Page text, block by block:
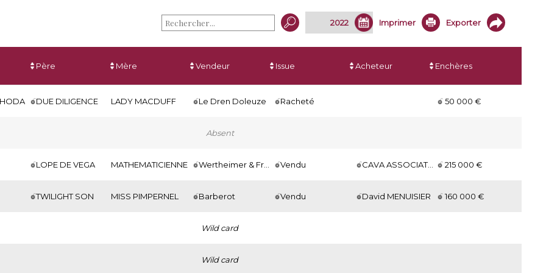
Imprimer Exporter
Père Mère Vendeur Issue Acheteur Enchères
DUE DILIGENCE LADY MACDUFF Le Dren Doleuze Racheté 50 000 €
Absent
LOPE DE VEGA MATHEMATICIENNE Wertheimer & Frère Vendu CAVA ASSOCIATES 215 000 €
TWILIGHT SON MISS PIMPERNEL Barberot Vendu David MENUISIER 160 000 €
Wild card
Wild card